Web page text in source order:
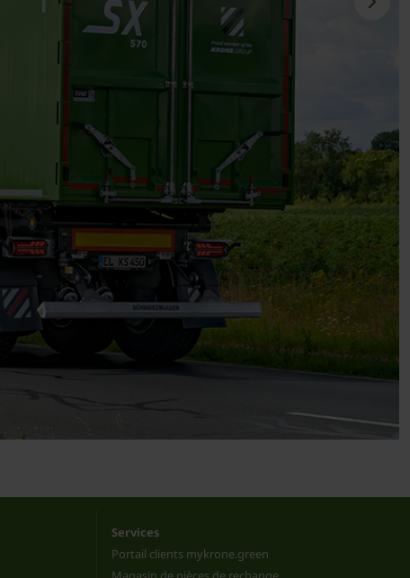
Services
Portail clients mykrone.green